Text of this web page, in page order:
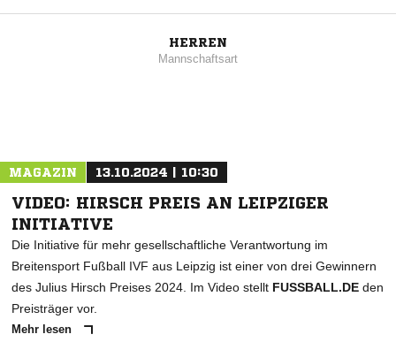
HERREN
Mannschaftsart
MAGAZIN 13.10.2024 | 10:30
VIDEO: HIRSCH PREIS AN LEIPZIGER
INITIATIVE
Die Initiative für mehr gesellschaftliche Verantwortung im
Breitensport Fußball IVF aus Leipzig ist einer von drei Gewinnern
des Julius Hirsch Preises 2024. Im Video stellt FUSSBALL.DE den
Preisträger vor.
Mehr lesen